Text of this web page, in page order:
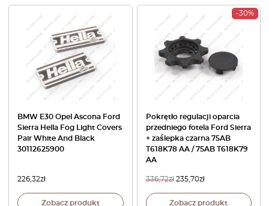
BMW E30 Opel Ascona Ford
Sierra Hella Fog Light Covers
Pair White And Black
30112625900
226,32zł
Zobacz produkt
-30%
Pokrętło regulacji oparcia
przedniego fotela Ford Sierra
+ zaślepka czarna 75AB
T618K78 AA / 75AB T618K79
AA
336,72zł 235,70zł
Zobacz produkt